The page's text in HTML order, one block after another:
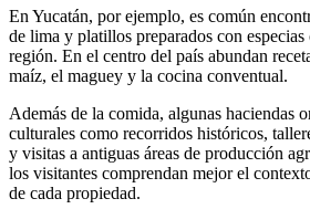
En Yucatán, por ejemplo, es común
de lima y platillos preparados con especias
región. En el centro del país abundan
maíz, el maguey y la cocina conventual.
Además de la comida, algunas haciendas
culturales como recorridos históricos,
y visitas a antiguas áreas de producción
los visitantes comprendan mejor el
de cada propiedad.